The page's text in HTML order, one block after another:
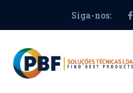
Siga-nos: